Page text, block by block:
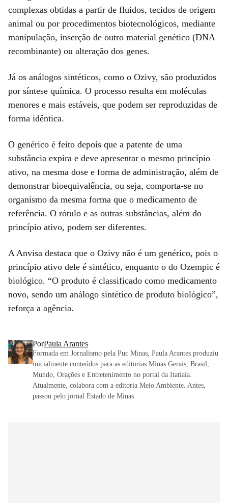
complexas obtidas a partir de fluidos, tecidos de origem
animal ou por procedimentos biotecnológicos, mediante
manipulação, inserção de outro material genético (DNA
recombinante) ou alteração dos genes.
Já os análogos sintéticos, como o Ozivy, são produzidos
por síntese química. O processo resulta em moléculas
menores e mais estáveis, que podem ser reproduzidas de
forma idêntica.
O genérico é feito depois que a patente de uma
substância expira e deve apresentar o mesmo princípio
ativo, na mesma dose e forma de administração, além de
demonstrar bioequivalência, ou seja, comporta-se no
organismo da mesma forma que o medicamento de
referência. O rótulo e as outras substâncias, além do
princípio ativo, podem ser diferentes.
A Anvisa destaca que o Ozivy não é um genérico, pois o
princípio ativo dele é sintético, enquanto o do Ozempic é
biológico. “O produto é classificado como medicamento
novo, sendo um análogo sintético de produto biológico”,
reforça a agência.
PorPaula Arantes
Formada em Jornalismo pela Puc Minas, Paula Arantes produziu
inicialmente conteúdos para as editorias Minas Gerais, Brasil,
Mundo, Orações e Entretenimento no portal da Itatiaia.
Atualmente, colabora com a editoria Meio Ambiente. Antes,
passou pelo jornal Estado de Minas.